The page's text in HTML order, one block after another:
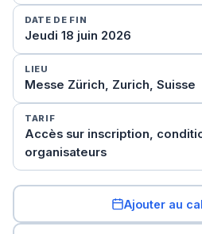
DATE DE FIN
Jeudi 18 juin 2026
LIEU
Messe Zürich, Zurich, Suisse
TARIF
Accès sur inscription,
organisateurs
Ajouter au